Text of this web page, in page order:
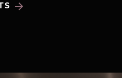
arrow_forward